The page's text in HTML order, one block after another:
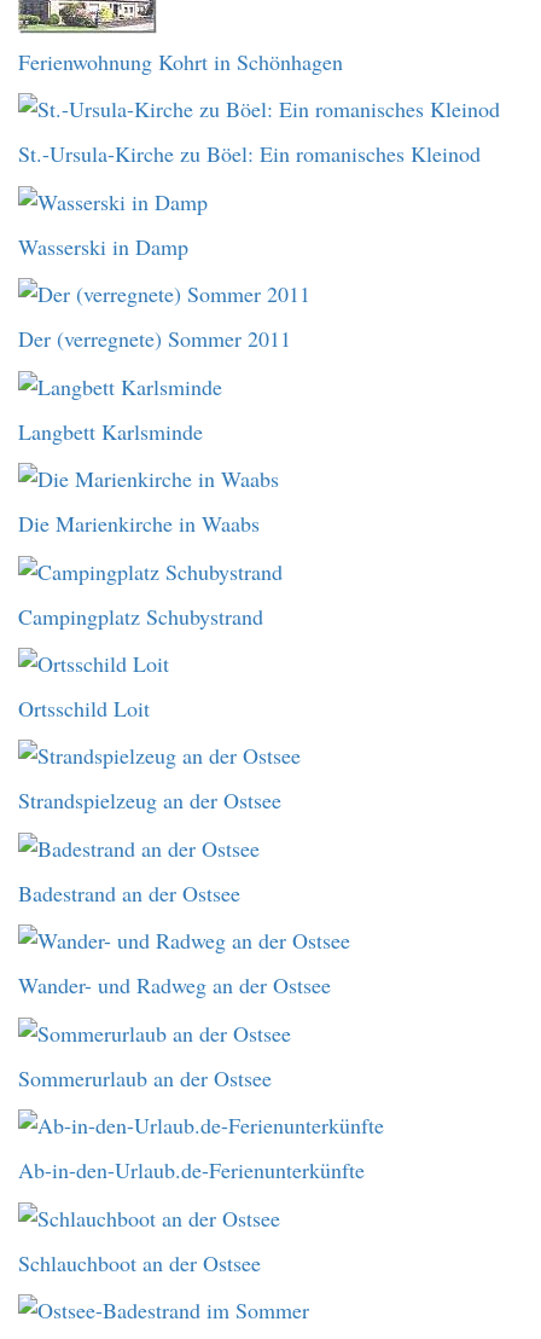
Ferienwohnung Kohrt in Schönhagen
St.-Ursula-Kirche zu Böel: Ein romanisches Kleinod
Wasserski in Damp
Der (verregnete) Sommer 2011
Langbett Karlsminde
Die Marienkirche in Waabs
Campingplatz Schubystrand
Ortsschild Loit
Strandspielzeug an der Ostsee
Badestrand an der Ostsee
Wander- und Radweg an der Ostsee
Sommerurlaub an der Ostsee
Ab-in-den-Urlaub.de-Ferienunterkünfte
Schlauchboot an der Ostsee